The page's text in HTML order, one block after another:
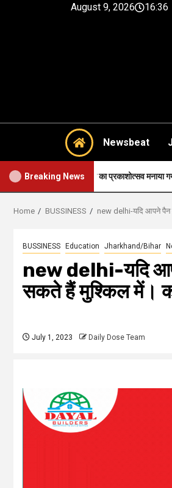
August 9, 2026 16:36
Newsbeat
Breaking News
महाराज का प्रकाशोत्सव मनाया गया.
Home BUSSINESS new delhi-यदि आपने
BUSSINESS Education Jharkhand/Bihar
new delhi-यदि
सकते हैं मुश्किल में।
July 1, 2023 Daily Dose Team